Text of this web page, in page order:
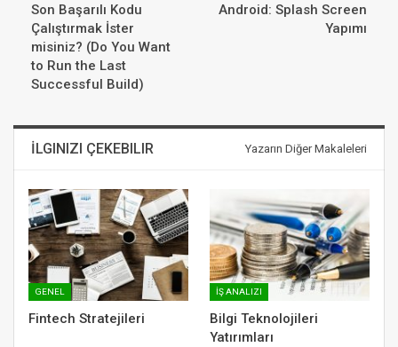
Son Başarılı Kodu
Çalıştırmak İster
misiniz? (Do You Want
to Run the Last
Successful Build)
Android: Splash Screen
Yapımı
İLGINIZI ÇEKEBILIR Yazarın Diğer Makaleleri
GENEL
Fintech Stratejileri
İŞ ANALIZI
Bilgi Teknolojileri
Yatırımları